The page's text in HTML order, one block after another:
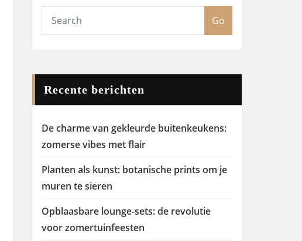
Go
Recente berichten
De charme van gekleurde buitenkeukens:
zomerse vibes met flair
Planten als kunst: botanische prints om je
muren te sieren
Opblaasbare lounge-sets: de revolutie
voor zomertuinfeesten